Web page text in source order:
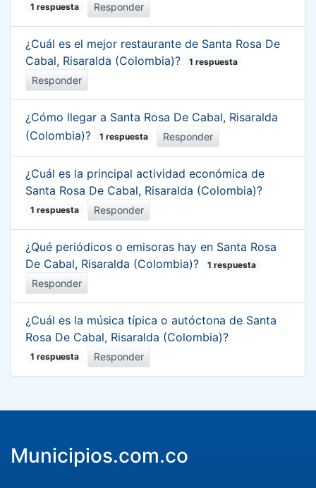
1 respuesta Responder
¿Cuál es el mejor restaurante de Santa Rosa De
Cabal, Risaralda (Colombia)?
1 respuesta
Responder
¿Cómo llegar a Santa Rosa De Cabal, Risaralda
(Colombia)?
1 respuesta Responder
¿Cuál es la principal actividad económica de
Santa Rosa De Cabal, Risaralda (Colombia)?
1 respuesta Responder
¿Qué periódicos o emisoras hay en Santa Rosa
De Cabal, Risaralda (Colombia)?
1 respuesta
Responder
¿Cuál es la música típica o autóctona de Santa
Rosa De Cabal, Risaralda (Colombia)?
1 respuesta Responder
Municipios.com.co